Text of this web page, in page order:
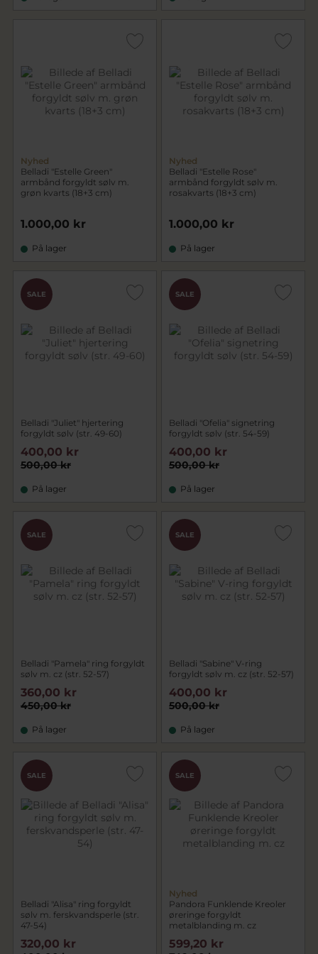
Nyhed
Belladi "Estelle Green"
armbånd forgyldt sølv m.
grøn kvarts (18+3 cm)
1.000,00 kr
På lager
Nyhed
Belladi "Estelle Rose"
armbånd forgyldt sølv m.
rosakvarts (18+3 cm)
1.000,00 kr
På lager
SALE
Belladi "Juliet" hjertering
forgyldt sølv (str. 49-60)
500,00 kr
400,00 kr
På lager
SALE
Belladi "Ofelia" signetring
forgyldt sølv (str. 54-59)
500,00 kr
400,00 kr
På lager
SALE
Belladi "Pamela" ring forgyldt
sølv m. cz (str. 52-57)
450,00 kr
360,00 kr
På lager
SALE
Belladi "Sabine" V-ring
forgyldt sølv m. cz (str. 52-57)
500,00 kr
400,00 kr
På lager
SALE
Belladi "Alisa" ring forgyldt
sølv m. ferskvandsperle (str.
47-54)
320,00 kr
SALE
Nyhed
Pandora Funklende Kreoler
øreringe forgyldt
metalblanding m. cz
599,20 kr